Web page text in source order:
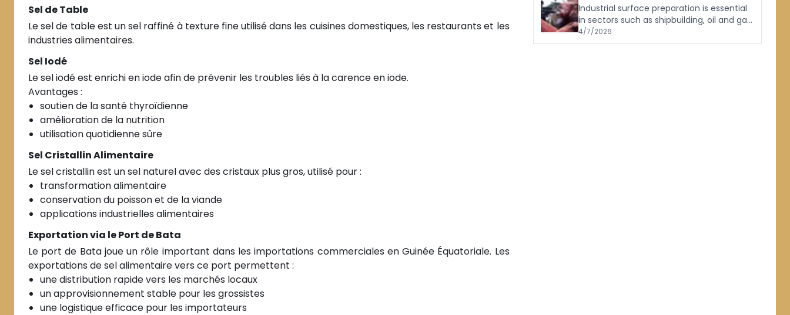
Sel de Table
Le sel de table est un sel raffiné à texture fine utilisé dans les cuisines domestiques, les restaurants et les
industries alimentaires.
Sel Iodé
Le sel iodé est enrichi en iode afin de prévenir les troubles liés à la carence en iode.
Avantages :
soutien de la santé thyroïdienne
amélioration de la nutrition
utilisation quotidienne sûre
Sel Cristallin Alimentaire
Le sel cristallin est un sel naturel avec des cristaux plus gros, utilisé pour :
transformation alimentaire
conservation du poisson et de la viande
applications industrielles alimentaires
Exportation via le Port de Bata
Le port de Bata joue un rôle important dans les importations commerciales en Guinée Équatoriale. Les
exportations de sel alimentaire vers ce port permettent :
une distribution rapide vers les marchés locaux
un approvisionnement stable pour les grossistes
une logistique efficace pour les importateurs
Industrial surface preparation is essential
in sectors such as shipbuilding, oil and gas,
steel fabrication, and infrastructure
maintenance.
4/7/2026